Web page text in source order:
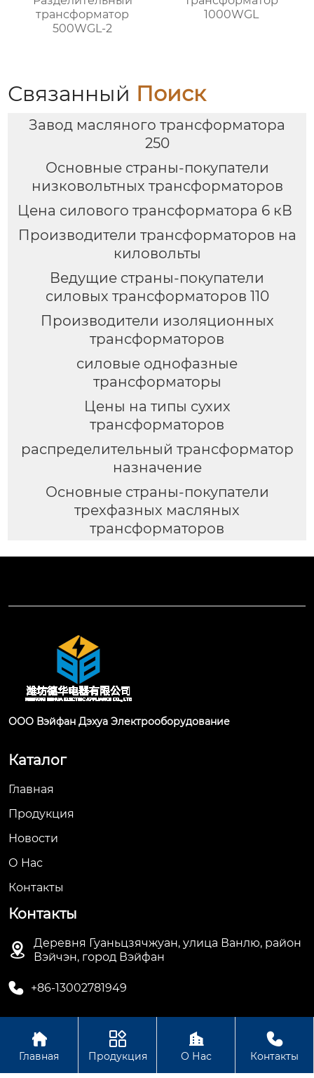
трансформатор
500WGL-2
1000WGL
Связанный Поиск
Завод масляного трансформатора
250
Основные страны-покупатели
низковольтных трансформаторов
Цена силового трансформатора 6 кВ
Производители трансформаторов на
киловольты
Ведущие страны-покупатели
силовых трансформаторов 110
Производители изоляционных
трансформаторов
силовые однофазные
трансформаторы
Цены на типы сухих
трансформаторов
распределительный трансформатор
назначение
Основные страны-покупатели
трехфазных масляных
трансформаторов
ООО Вэйфан Дэхуа Электрооборудование
Каталог
Главная
Продукция
Новости
О Hас
Контакты
Контакты

Деревня Гуаньцзячжуан, улица Ванлю, район
Вэйчэн, город Вэйфан
 +86-13002781949
Авторское право© ООО Вэйфан Дэхуа
Электрооборудование

Главная

Продукция

О Нас

Контакты